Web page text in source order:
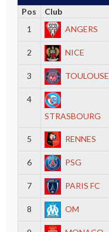
Pos Club
1
ANGERS
2 NICE
3 TOULOUSE
4
STRASBOURG
5 RENNES
6 PSG
7 PARIS FC
8 OM